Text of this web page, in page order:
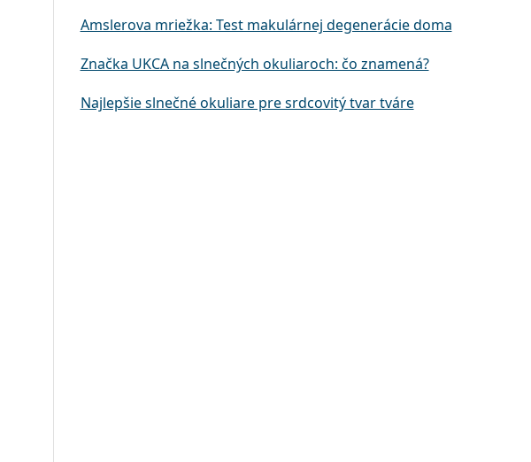
Amslerova mriežka: Test makulárnej degenerácie doma
Značka UKCA na slnečných okuliaroch: čo znamená?
Najlepšie slnečné okuliare pre srdcovitý tvar tváre